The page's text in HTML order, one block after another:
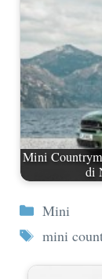
Mini
di
Categorie
Mini
Tag
mini